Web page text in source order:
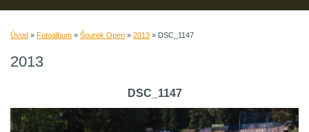
Úvod » Fotoalbum » Šourek Open » 2013 » DSC_1147
2013
DSC_1147